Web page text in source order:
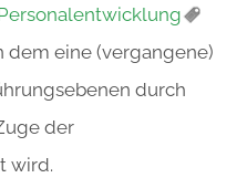
dem eine (vergangene)
durch
der
wird.